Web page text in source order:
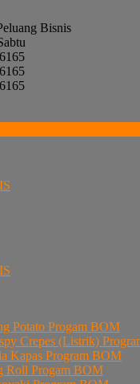
Bisnis